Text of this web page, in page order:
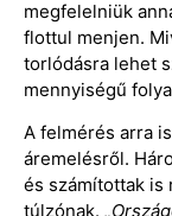
megfelelniük
flottul menjen.
torlódásra lehet
mennyiségű
A felmérés arra
áremelésről.
és számítottak is
túlzónak.